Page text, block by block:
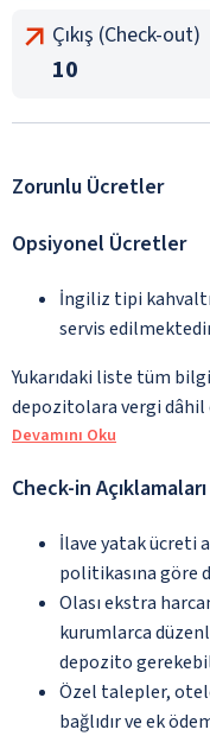
Çıkış (Check-out)
10
Zorunlu Ücretler
Opsiyonel Ücretler
İngiliz tipi kahvaltı
servis
Yukarıdaki liste tüm
depozitolara vergi
Devamını Oku
Check-in Açıklamaları
İlave yatak ücreti
politikasına göre
Olası ekstra
kurumlarca
depozito
Özel talepler,
bağlıdır ve ek